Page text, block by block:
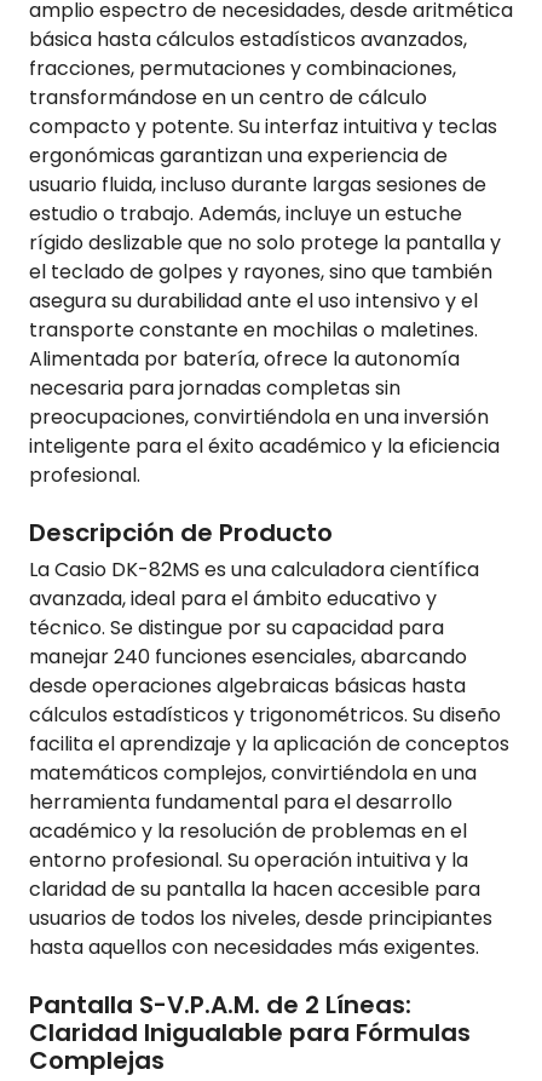
amplio espectro de necesidades, desde aritmética
básica hasta cálculos estadísticos avanzados,
fracciones, permutaciones y combinaciones,
transformándose en un centro de cálculo
compacto y potente. Su interfaz intuitiva y teclas
ergonómicas garantizan una experiencia de
usuario fluida, incluso durante largas sesiones de
estudio o trabajo. Además, incluye un estuche
rígido deslizable que no solo protege la pantalla y
el teclado de golpes y rayones, sino que también
asegura su durabilidad ante el uso intensivo y el
transporte constante en mochilas o maletines.
Alimentada por batería, ofrece la autonomía
necesaria para jornadas completas sin
preocupaciones, convirtiéndola en una inversión
inteligente para el éxito académico y la eficiencia
profesional.
Descripción de Producto
La Casio DK-82MS es una calculadora científica
avanzada, ideal para el ámbito educativo y
técnico. Se distingue por su capacidad para
manejar 240 funciones esenciales, abarcando
desde operaciones algebraicas básicas hasta
cálculos estadísticos y trigonométricos. Su diseño
facilita el aprendizaje y la aplicación de conceptos
matemáticos complejos, convirtiéndola en una
herramienta fundamental para el desarrollo
académico y la resolución de problemas en el
entorno profesional. Su operación intuitiva y la
claridad de su pantalla la hacen accesible para
usuarios de todos los niveles, desde principiantes
hasta aquellos con necesidades más exigentes.
Pantalla S-V.P.A.M. de 2 Líneas:
Claridad Inigualable para Fórmulas
Complejas